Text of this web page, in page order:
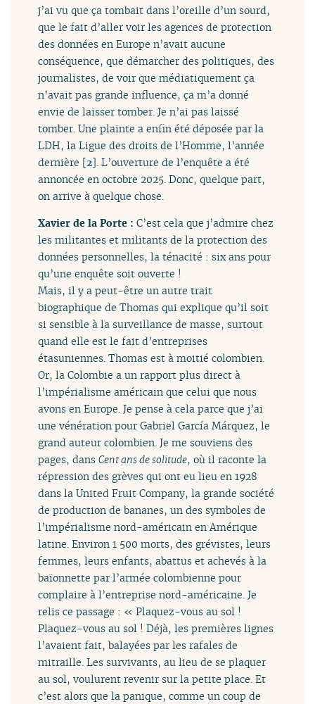
j’ai vu que ça tombait dans l’oreille d’un sourd,
que le fait d’aller voir les agences de protection
des données en Europe n’avait aucune
conséquence, que démarcher des politiques, des
journalistes, de voir que médiatiquement ça
n’avait pas grande influence, ça m’a donné
envie de laisser tomber. Je n’ai pas laissé
tomber. Une plainte a enfin été déposée par la
LDH, la Ligue des droits de l’Homme, l’année
dernière [2] . L’ouverture de l’enquête a été
annoncée en octobre 2025. Donc, quelque part,
on arrive à quelque chose.
Xavier de la Porte :C’est cela que j’admire chez
les militantes et militants de la protection des
données personnelles, la ténacité : six ans pour
qu’une enquête soit ouverte !
Mais, il y a peut-être un autre trait
biographique de Thomas qui explique qu’il soit
si sensible à la surveillance de masse, surtout
quand elle est le fait d’entreprises
étasuniennes. Thomas est à moitié colombien.
Or, la Colombie a un rapport plus direct à
l’impérialisme américain que celui que nous
avons en Europe. Je pense à cela parce que j’ai
une vénération pour Gabriel García Márquez, le
grand auteur colombien. Je me souviens des
pages, dansCent ans de solitude, où il raconte la
répression des grèves qui ont eu lieu en 1928
dans la United Fruit Company, la grande société
de production de bananes, un des symboles de
l’impérialisme nord-américain en Amérique
latine. Environ 1 500 morts, des grévistes, leurs
femmes, leurs enfants, abattus et achevés à la
baïonnette par l’armée colombienne pour
complaire à l’entreprise nord-américaine. Je
relis ce passage : « Plaquez-vous au sol !
Plaquez-vous au sol ! Déjà, les premières lignes
l’avaient fait, balayées par les rafales de
mitraille. Les survivants, au lieu de se plaquer
au sol, voulurent revenir sur la petite place. Et
c’est alors que la panique, comme un coup de